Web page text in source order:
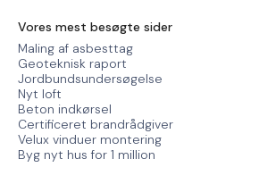
Vores mest besøgte sider
Maling af asbesttag
Geoteknisk raport
Jordbundsundersøgelse
Nyt loft
Beton indkørsel
Certificeret brandrådgiver
Velux vinduer montering
Byg nyt hus for 1 million